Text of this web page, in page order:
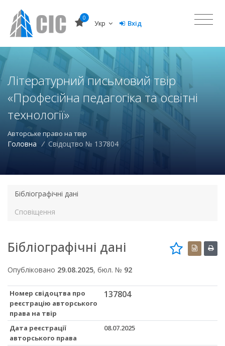
0
Укр Вхід
Літературний письмовий твір
«Професійна педагогіка та освітні
технології»
Авторське право на твір
Головна / Свідоцтво № 137804
Бібліографічні дані
Сповіщення
Бібліографічні дані
Опубліковано 29.08.2025, бюл. № 92
Номер свідоцтва про
реєстрацію авторського
права на твір
137804
Дата реєстрації
авторського права
08.07.2025